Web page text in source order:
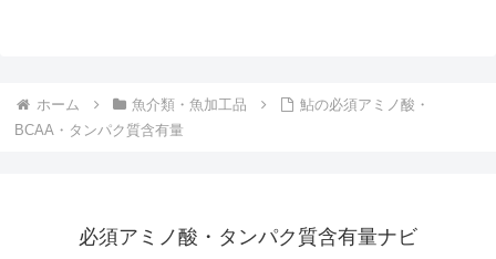
ホーム 魚介類・魚加工品
鮎の必須アミノ酸・
BCAA・タンパク質含有量
必須アミノ酸・タンパク質含有量ナビ